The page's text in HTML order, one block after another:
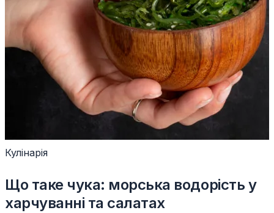
Кулінарія
Що таке чука: морська водорість у
харчуванні та салатах